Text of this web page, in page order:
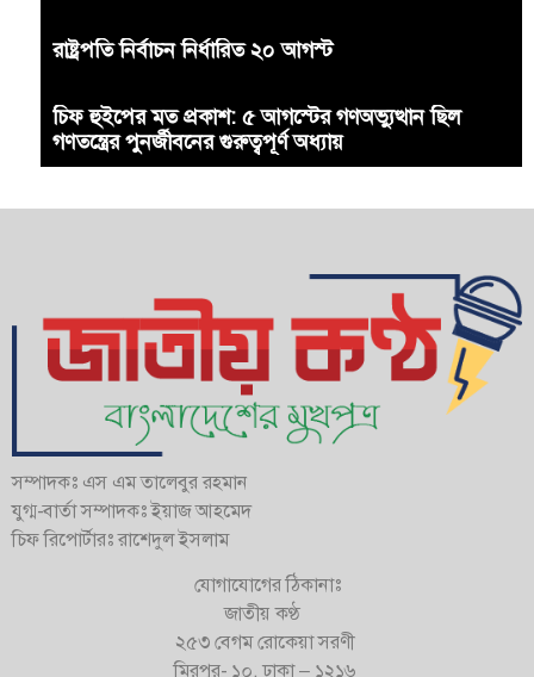
রাষ্ট্রপতি নির্বাচন নির্ধারিত ২০ আগস্ট
চিফ হুইপের মত প্রকাশ: ৫ আগস্টের গণঅভ্যুত্থান ছিল
গণতন্ত্রের পুনর্জীবনের গুরুত্বপূর্ণ অধ্যায়
সম্পাদকঃ এস এম তালেবুর রহমান
যুগ্ম-বার্তা সম্পাদকঃ ইয়াজ আহমেদ
চিফ রিপোর্টারঃ রাশেদুল ইসলাম
যোগাযোগের ঠিকানাঃ
জাতীয় কণ্ঠ
২৫৩ বেগম রোকেয়া সরণী
মিরপুর- ১০, ঢাকা – ১২১৬